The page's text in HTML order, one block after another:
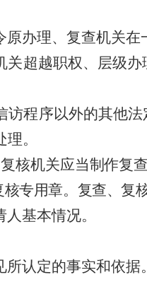
原办理、复查机关
关超越职权、层级
访程序以外的其他
。
核机关应当制作复
专用章。复查、复
人基本情况。
所认定的事实和依据